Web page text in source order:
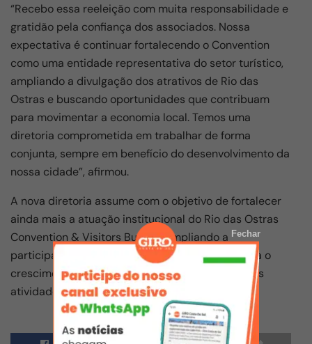
“Recebo essa reeleição com muita responsabilidade e
gratidão pela confiança dos associados. Nossa
expectativa é continuar fortalecendo o Convention
como uma entidade representativa do setor turístico,
ampliando a divulgação dos atrativos de Rio das
Ostras e buscando oportunidades que contribuam
para movimentar a economia local. Temos uma
diretoria comprometida em trabalhar de forma
conjunta, sempre em benefício do desenvolvimento da
nossa cidade”, afirmou.
A nova diretoria assume com o objetivo de fortalecer
ainda mais a atuação institucional do Rio das Ostras
Convention & Visitors Bureau, ampliando a
participação dos associados e contribuindo para o
crescimento do turismo como uma das principais
atividades econômicas do município.
Fechar